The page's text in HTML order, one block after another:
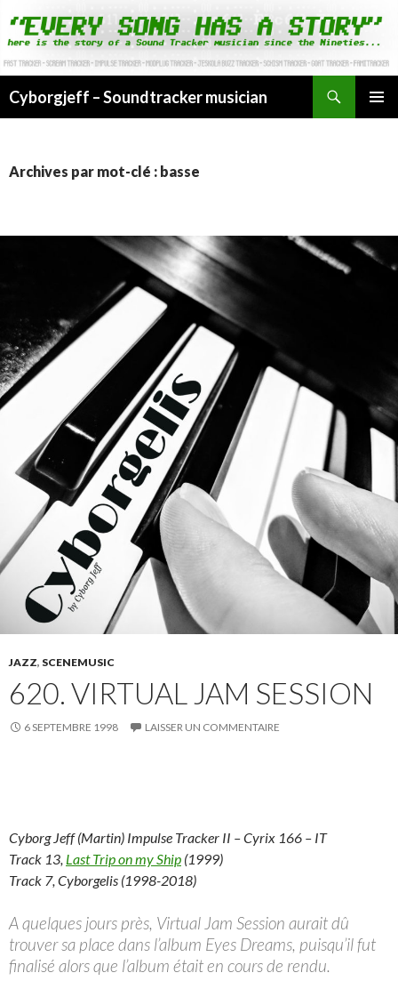
Cyborgjeff – Soundtracker musician
Archives par mot-clé : basse
JAZZ, SCENEMUSIC
620. VIRTUAL JAM SESSION
6 SEPTEMBRE 1998 LAISSER UN COMMENTAIRE
Cyborg Jeff (Martin) Impulse Tracker II – Cyrix 166 – IT
Track 13, Last Trip on my Ship (1999)
Track 7, Cyborgelis (1998-2018)
A quelques jours près, Virtual Jam Session aurait dû
trouver sa place dans l’album Eyes Dreams, puisqu’il fut
finalisé alors que l’album était en cours de rendu.